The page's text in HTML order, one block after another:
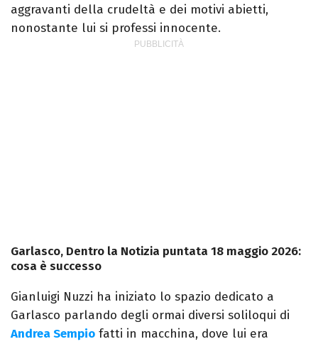
aggravanti della crudeltà e dei motivi abietti,
nonostante lui si professi innocente.
Garlasco, Dentro la Notizia puntata 18 maggio 2026:
cosa è successo
Gianluigi Nuzzi ha iniziato lo spazio dedicato a
Garlasco parlando degli ormai diversi soliloqui di
Andrea Sempio fatti in macchina, dove lui era